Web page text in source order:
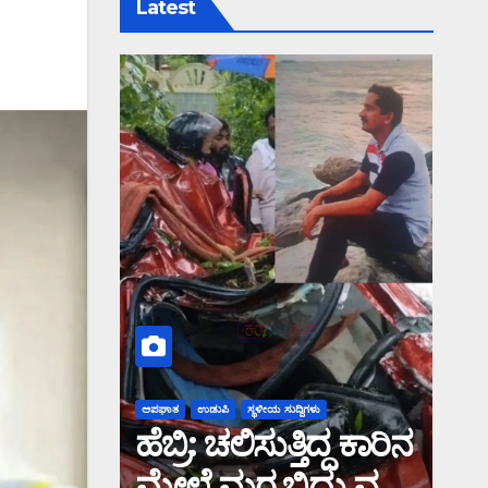
Latest
ಅಪಘಾತ ಉಡುಪಿ ಸ್ಥಳೀಯ ಸುದ್ದಿಗಳು
ಹೆಬ್ರಿ: ಚಲಿಸುತ್ತಿದ್ದ ಕಾರಿನ